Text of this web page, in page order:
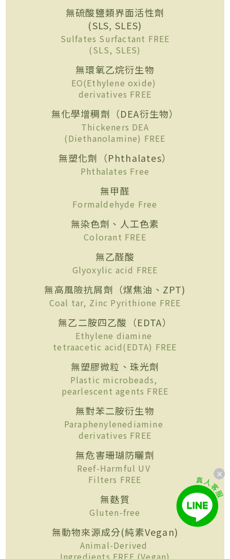
無硫酸鹽類界面活性劑
(SLS, SLES)
Sulfates Surfactant FREE
(SLS, SLES)
無環氧乙烷衍生物
EO(Ethylene oxide)
derivatives FREE
無化學增稠劑（DEA衍生物）
Thickeners DEA
(Diethanolamine) FREE
無塑化劑（Phthalates）
Phthalates Free
無甲醛
Formaldehyde Free
無染色劑、人工色素
Colorant FREE
無乙醛酸
Glyoxylic acid FREE
無高風險抗屑劑（煤焦油、ZPT)
Coal tar, Zinc Pyrithione FREE
無乙二胺四乙酸（EDTA）
Ethylene diamine
tetraacetic acid(EDTA) FREE
無塑膠微粒、珠光劑
Plastic microbeads,
pearlescent agents FREE
無對苯二胺衍生物
Paraphenylenediamine
derivatives FREE
無危害珊瑚防曬劑
Reef-Harmful UV
Filters FREE
無麩質
Gluten-free
無動物來源成分(純素Vegan)
Animal-Derived